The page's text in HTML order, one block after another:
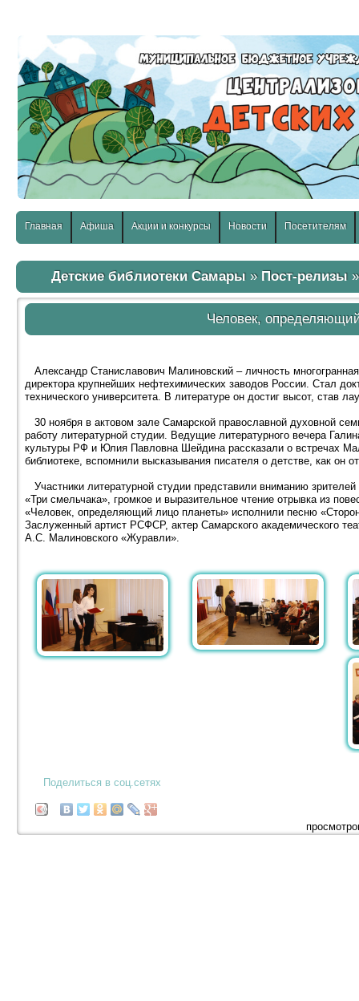
Главная Афиша Акции и конкурсы Новости Посетителям
Детские библиотеки Самары» Пост-релизы»
Человек,
Александр Станиславович Малиновский – личность
директора крупнейших нефтехимических заводов России. Стал
технического университета. В литературе он достиг высот, став
30 ноября в актовом зале Самарской православной духовной
работу литературной студии. Ведущие литературного вечера
культуры РФ и Юлия Павловна Шейдина рассказали о встречах
библиотеке, вспомнили высказывания писателя о детстве, как он
Участники литературной студии представили вниманию
«Три смельчака», громкое и выразительное чтение отрывка из
«Человек, определяющий лицо планеты» исполнили песню
Заслуженный артист РСФСР, актер Самарского академического
А.С. Малиновского «Журавли».
Поделиться в соц.сетях